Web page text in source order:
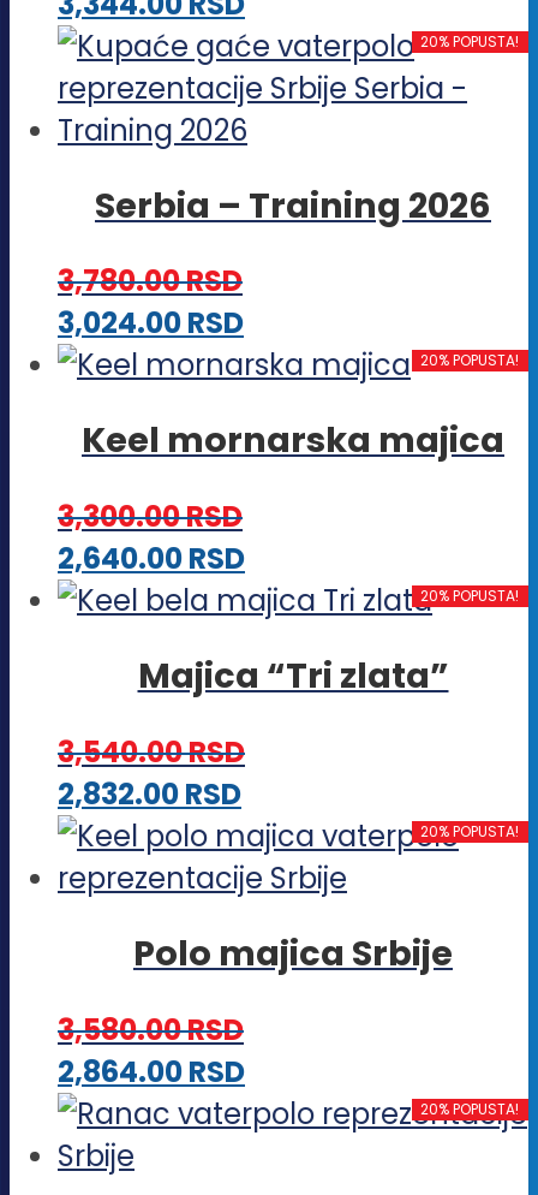
biti
izabrane
na
stranici
proizvoda.
proizvod
ima
više
Opcije
na
stranici
proizvoda.
20% POPUSTA!
Serbia – Training 2026
3,780.00RSD
3,024.00RSDOvaj
proizvod
više
mogu
biti
izabrane
na
stranici
20% POPUSTA!
Keel mornarska majica
3,300.00RSD
2,640.00RSDOvaj
proizvod
više
Opcije
biti
izabrane
na
stranici
20% POPUSTA!
Majica “Tri zlata”
3,540.00RSD
2,832.00RSDOvaj
proizvod
ima
varijanti.
mogu
biti
izabrane
20% POPUSTA!
Polo majica Srbije
3,580.00RSD
2,864.00RSDOvaj
proizvod
20% POPUSTA!